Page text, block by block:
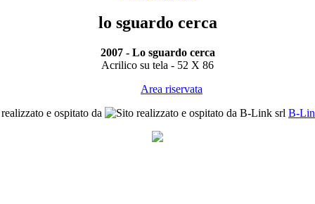
lo sguardo cerca
2007 - Lo sguardo cerca
Acrilico su tela - 52 X 86
Area riservata
e ospitato da
B-